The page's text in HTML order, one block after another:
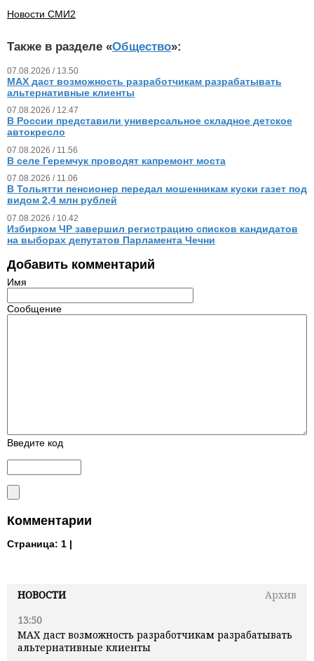
НОВОСТИ
Архив
13:50
MAX даст возможность разработчикам разрабатывать
альтернативные клиенты
Новости СМИ2
Также в разделе «Общество»:
07.08.2026 / 13.50
MAX даст возможность разработчикам разрабатывать
альтернативные клиенты
07.08.2026 / 12.47
В России представили универсальное складное детское
автокресло
07.08.2026 / 11.56
В селе Геремчук проводят капремонт моста
07.08.2026 / 11.06
В Тольятти пенсионер передал мошенникам куски газет под
видом 2,4 млн рублей
07.08.2026 / 10.42
Избирком ЧР завершил регистрацию списков кандидатов
на выборах депутатов Парламента Чечни
Добавить комментарий
Имя
Сообщение
Введите код
Комментарии
Страница: 1 |